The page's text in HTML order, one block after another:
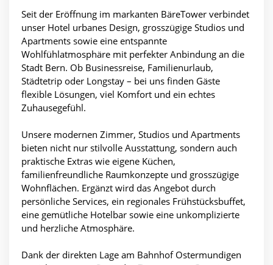
Seit der Eröffnung im markanten BäreTower verbindet
unser Hotel urbanes Design, grosszügige Studios und
Apartments sowie eine entspannte
Wohlfühlatmosphäre mit perfekter Anbindung an die
Stadt Bern. Ob Businessreise, Familienurlaub,
Städtetrip oder Longstay – bei uns finden Gäste
flexible Lösungen, viel Komfort und ein echtes
Zuhausegefühl.
Unsere modernen Zimmer, Studios und Apartments
bieten nicht nur stilvolle Ausstattung, sondern auch
praktische Extras wie eigene Küchen,
familienfreundliche Raumkonzepte und grosszügige
Wohnflächen. Ergänzt wird das Angebot durch
persönliche Services, ein regionales Frühstücksbuffet,
eine gemütliche Hotelbar sowie eine unkomplizierte
und herzliche Atmosphäre.
Dank der direkten Lage am Bahnhof Ostermundigen